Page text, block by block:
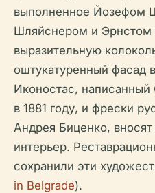
выполненное Йозефом
Шляйснером и Эрнстом
выразительную
оштукатуренный фасад
Иконостас,
в 1881 году, и фрески
Андрея Биценко,
интерьер.
сохранили эти
in Belgrade).